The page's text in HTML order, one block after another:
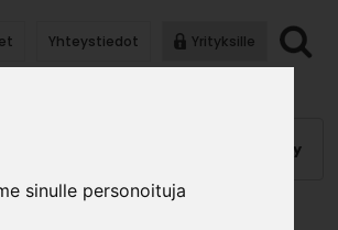
sinulle personoituja
Yhteystiedot Yrityksille
Pintakäsittely